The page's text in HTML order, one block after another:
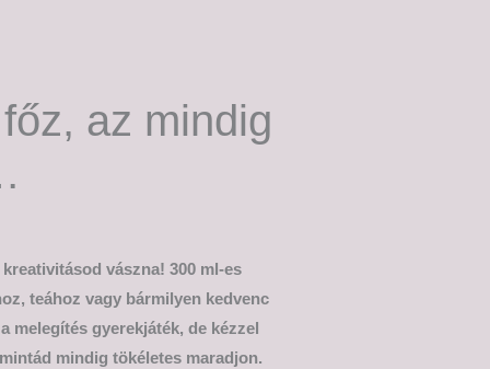
az mindig
vászna! 300 ml-es
teához vagy bármilyen kedvenc
melegítés gyerekjáték, de kézzel
mindig tökéletes maradjon.